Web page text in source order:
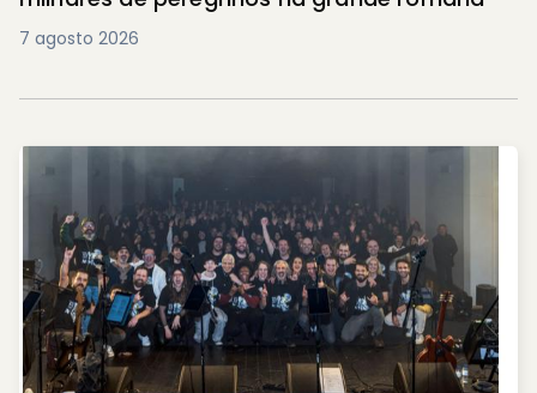
7 agosto 2026